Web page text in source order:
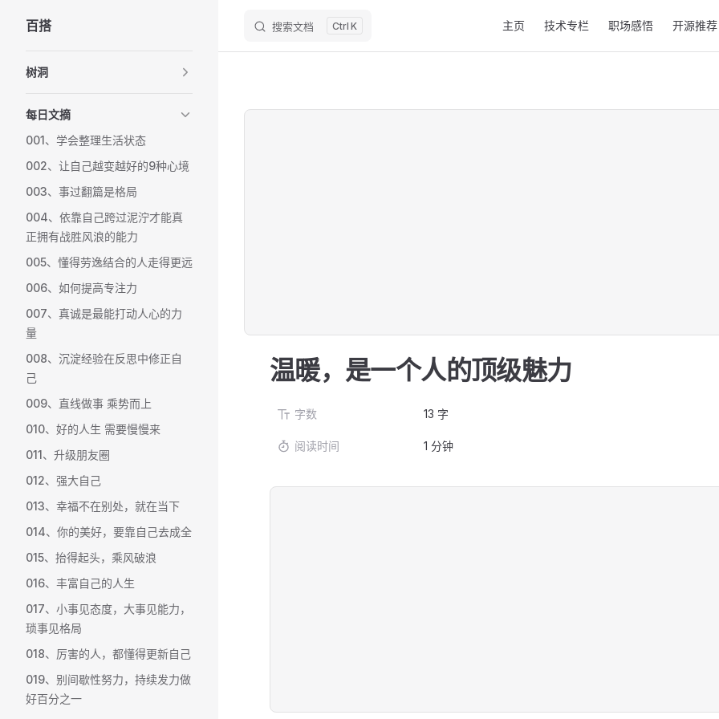
Skip to content
百搭 搜索文档 K 主页 技术专栏 职场感悟 开源推荐
树洞
每日文摘
001、学会整理生活状态
002、让自己越变越好的9种心境
003、事过翻篇是格局
004、依靠自己跨过泥泞才能真
正拥有战胜风浪的能力
005、懂得劳逸结合的人走得更远
006、如何提高专注力
007、真诚是最能打动人心的力
量
008、沉淀经验在反思中修正自
己
009、直线做事 乘势而上
010、好的人生 需要慢慢来
011、升级朋友圈
012、强大自己
013、幸福不在别处，就在当下
014、你的美好，要靠自己去成全
015、抬得起头，乘风破浪
016、丰富自己的人生
017、小事见态度，大事见能力，
琐事见格局
018、厉害的人，都懂得更新自己
019、别间歇性努力，持续发力做
好百分之一
温暖，是一个人的顶级魅力
字数 13 字
阅读时间 1 分钟